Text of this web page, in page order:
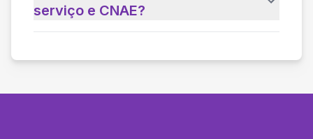
serviço e CNAE?